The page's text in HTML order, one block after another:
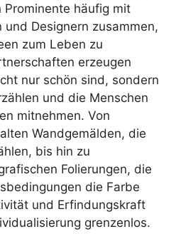
Prominente häufig mit
und Designern zusammen,
zum Leben zu
erzeugen
nur schön sind, sondern
und die Menschen
mitnehmen. Von
Wandgemälden, die
bis hin zu
Folierungen, die
die Farbe
und Erfindungskraft
grenzenlos.